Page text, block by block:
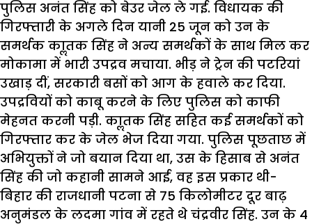
पुलिस अनंत सिंह को बेउर जेल ले गई. विधायक की
गिरफ्तारी के अगले दिन यानी 25 जून को उन के
समर्थक काॢतक सिंह ने अन्य समर्थकों के साथ मिल कर
मोकामा में भारी उपद्रव मचाया. भीड़ ने ट्रेन की पटरियां
उखाड़ दीं, सरकारी बसों को आग के हवाले कर दिया.
उपद्रवियों को काबू करने के लिए पुलिस को काफी
मेहनत करनी पड़ी. काॢतक सिंह सहित कई समर्थकों को
गिरफ्तार कर के जेल भेज दिया गया. पुलिस पूछताछ में
अभियुक्तों ने जो बयान दिया था, उस के हिसाब से अनंत
सिंह की जो कहानी सामने आई, वह इस प्रकार थी-
बिहार की राजधानी पटना से 75 किलोमीटर दूर बाढ़
अनुमंडल के लदमा गांव में रहते थे चंद्रवीर सिंह. उन के 4